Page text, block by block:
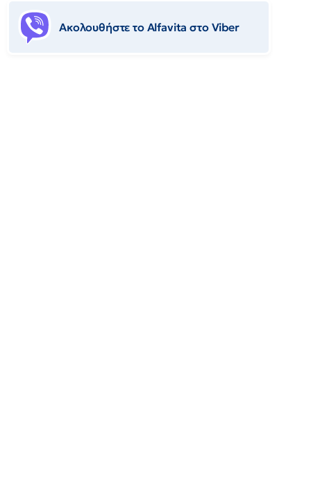
Ακολουθήστε το Αlfavita στο Viber